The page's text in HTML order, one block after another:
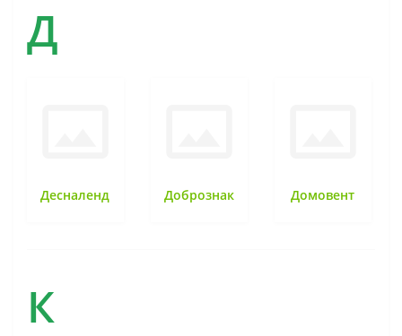
Д
Десналенд Добрознак Домовент
К